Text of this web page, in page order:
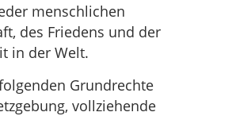
menschlichen
des Friedens und der
in der Welt.
Grundrechte
vollziehende